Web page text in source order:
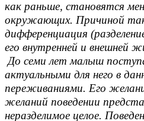
как раньше, становятся
окружающих. Причиной
дифференциация
его внутренней и внешней
До семи лет малыш
актуальными для него в
переживаниями. Его
желаний поведении
неразделимое целое.